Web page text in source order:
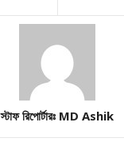
স্টাফ রিপোর্টারঃ MD Ashik